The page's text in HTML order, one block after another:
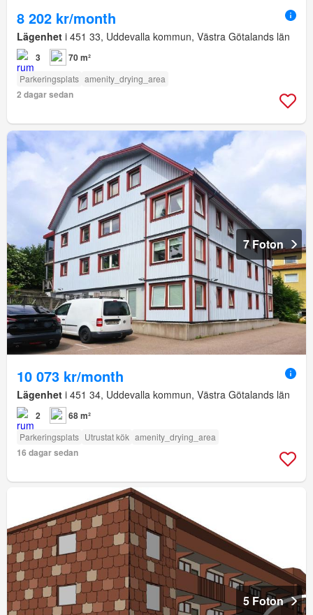
8 202 kr/month
Lägenhet i 451 33, Uddevalla kommun, Västra Götalands län
3 70 m²
Parkeringsplats amenity_drying_area
2 dagar sedan
7 Foton
10 073 kr/month
Lägenhet i 451 34, Uddevalla kommun, Västra Götalands län
2 68 m²
Parkeringsplats Utrustat kök amenity_drying_area
16 dagar sedan
5 Foton